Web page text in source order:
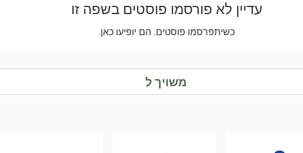
עדיין לא פורסמו פוסטים בשפה זו
כשיתפרסמו פוסטים, הם יופיעו כאן.
משויך ל